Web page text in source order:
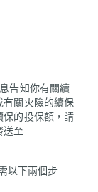
告知你有關續
關火險的續保
的投保額，請
送至
以下兩個步